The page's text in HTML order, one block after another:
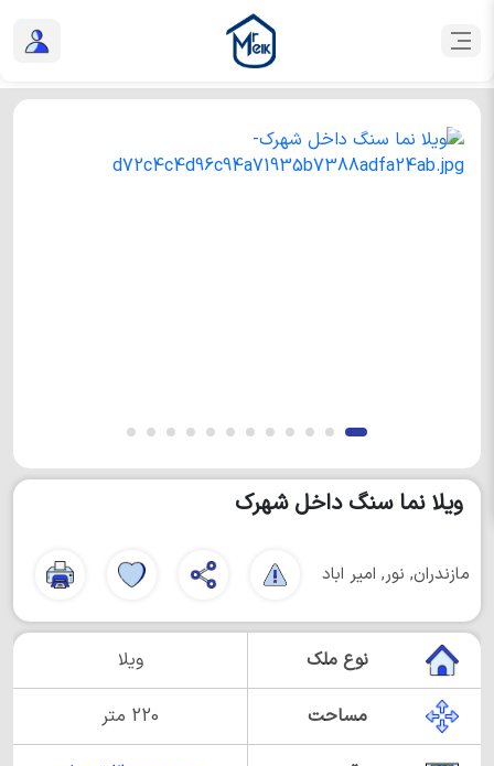
ویلا نما سنگ داخل شهرک
مازندران, نور, امیر اباد
نوع ملک ویلا
مساحت 220 متر